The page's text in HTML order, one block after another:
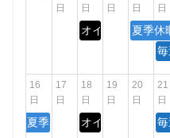
日
日
オイル交換【OLC
日
日
夏季休
日
16
日
夏季休暇
17
日
18
日
オイル交換【OLC
19
日
20
日
21
日